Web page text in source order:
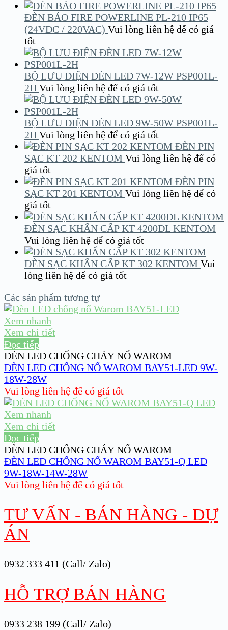
ĐÈN BÁO FIRE POWERLINE PL-210 IP65
(24VDC / 220VAC) Vui lòng liên hệ để có giá
tốt
BỘ LƯU ĐIỆN ĐÈN LED 7W-12W PSP001L-
2H Vui lòng liên hệ để có giá tốt
BỘ LƯU ĐIỆN ĐÈN LED 9W-50W PSP001L-
2H Vui lòng liên hệ để có giá tốt
ĐÈN PIN
SẠC KT 202 KENTOM Vui lòng liên hệ để có
giá tốt
ĐÈN PIN
SẠC KT 201 KENTOM Vui lòng liên hệ để có
giá tốt
ĐÈN SẠC KHẨN CẤP KT 4200DL KENTOM
Vui lòng liên hệ để có giá tốt
ĐÈN SẠC KHẨN CẤP KT 302 KENTOM Vui
lòng liên hệ để có giá tốt
Các sản phẩm tương tự
Xem nhanh
Xem chi tiết
Đọc tiếp
ĐÈN LED CHỐNG CHÁY NỔ WAROM
ĐÈN LED CHỐNG NỔ WAROM BAY51-LED 9W-
18W-28W
Vui lòng liên hệ để có giá tốt
Xem nhanh
Xem chi tiết
Đọc tiếp
ĐÈN LED CHỐNG CHÁY NỔ WAROM
ĐÈN LED CHỐNG NỔ WAROM BAY51-Q LED
9W-18W-14W-28W
Vui lòng liên hệ để có giá tốt
TƯ VẤN - BÁN HÀNG - DỰ
ÁN
0932 333 411 (Call/ Zalo)
HỖ TRỢ BÁN HÀNG
0933 238 199 (Call/ Zalo)